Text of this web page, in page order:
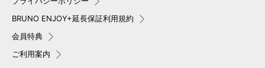
BRUNO ENJOY+延長保証利用規約
会員特典
ご利用案内